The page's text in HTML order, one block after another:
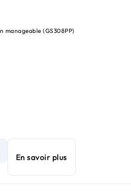
manageable (GS308PP)
manageable Gigabit Ethernet 8
En savoir plus